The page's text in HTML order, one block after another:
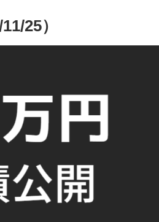
25）